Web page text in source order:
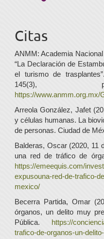
Citas
ANMM: Academia
“La Declaración de
el turismo de
145(3),
https://www.anmm.org.mx/
Arreola González, Jafet
y células humanas. La
de personas. Ciudad de
Balderas, Oscar (2020, 11
una red de tráfico de
https://emeequis.com/
expusouna-red-de-trafico-
mexico/
Becerra Partida, Omar
órganos, un delito muy
Pública.
https://
trafico-de-organos-un-